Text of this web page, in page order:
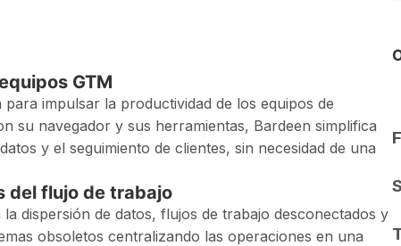
GTM
impulsar la productividad de los equipos de
su navegador y sus herramientas, Bardeen simplifica
y el seguimiento de clientes, sin necesidad de una
del flujo de trabajo
dispersión de datos, flujos de trabajo desconectados y
obsoletos centralizando las operaciones en una